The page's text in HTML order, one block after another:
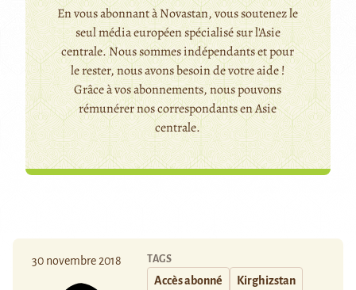
En vous abonnant à Novastan, vous soutenez le
seul média européen spécialisé sur l'Asie
centrale. Nous sommes indépendants et pour
le rester, nous avons besoin de votre aide !
Grâce à vos abonnements, nous pouvons
rémunérer nos correspondants en Asie
centrale.
30 novembre 2018 TAGS
Accès abonné Kirghizstan